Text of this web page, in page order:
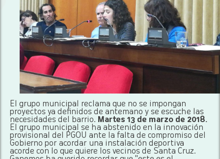
El grupo municipal reclama que no se impongan
proyectos ya definidos de antemano y se escuche las
necesidades del barrio. Martes 13 de marzo de 2018.
El grupo municipal se ha abstenido en la innovación
provisional del PGOU ante la falta de compromiso del
Gobierno por acordar una instalación deportiva
acorde con lo que quiere los vecinos de Santa Cruz.